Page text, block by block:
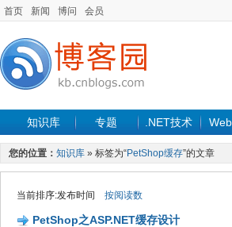
首页 新闻 博问 会员
知识库 专题 .NET技术
您的位置： 知识库 » 标签为“PetShop缓存”的文章
当前排序:发布时间 按阅读数
PetShop之ASP.NET缓存设计